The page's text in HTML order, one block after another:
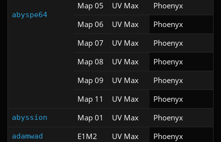
abyspe64
Map 05
UV Max Phoenyx
Map 06
UV Max Phoenyx
Map 07
UV Max Phoenyx
Map 08
UV Max Phoenyx
Map 09
UV Max Phoenyx
Map 11
UV Max Phoenyx
abyssion Map 01 UV Max Phoenyx
adamwad E1M2 UV Max Phoenyx